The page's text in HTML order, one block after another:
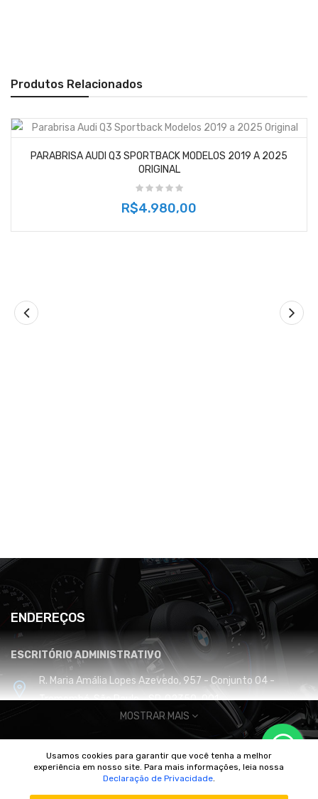
Produtos Relacionados
PARABRISA AUDI Q3 SPORTBACK MODELOS 2019 A 2025
ORIGINAL
R$4.980,00
ENDEREÇOS
ESCRITÓRIO ADMINISTRATIVO
R. Maria Amália Lopes Azevedo, 957 - Conjunto 04 -
Tremembé, São Paulo - SP, 02350-001
CENTRO DE DISTRIBUIÇÃO E LOGÍSTICA
Cabreúva / SP
MOSTRAR MAIS
© 2010/2025 Imperador Motores |DhiWeb Desenvolvimento de
Usamos cookies para garantir que você tenha a melhor
experiência em nosso site. Para mais informações, leia nossa
Declaração de Privacidade.